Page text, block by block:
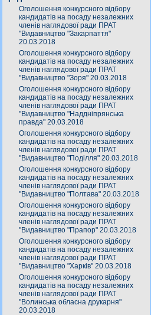
Оголошення конкурсного відбору
кандидатів на посаду незалежних
членів наглядової ради ПРАТ
"Видавництво "Закарпаття"
20.03.2018
Оголошення конкурсного відбору
кандидатів на посаду незалежних
членів наглядової ради ПРАТ
"Видавництво "Зоря" 20.03.2018
Оголошення конкурсного відбору
кандидатів на посаду незалежних
членів наглядової ради ПРАТ
"Видавництво "Наддніпрянська
правда" 20.03.2018
Оголошення конкурсного відбору
кандидатів на посаду незалежних
членів наглядової ради ПРАТ
"Видавництво "Поділля" 20.03.2018
Оголошення конкурсного відбору
кандидатів на посаду незалежних
членів наглядової ради ПРАТ
"Видавництво "Полтава" 20.03.2018
Оголошення конкурсного відбору
кандидатів на посаду незалежних
членів наглядової ради ПРАТ
"Видавництво "Прапор" 20.03.2018
Оголошення конкурсного відбору
кандидатів на посаду незалежних
членів наглядової ради ПРАТ
"Видавництво "Харків" 20.03.2018
Оголошення конкурсного відбору
кандидатів на посаду незалежних
членів наглядової ради ПРАТ
"Волинська обласна друкарня"
20.03.2018